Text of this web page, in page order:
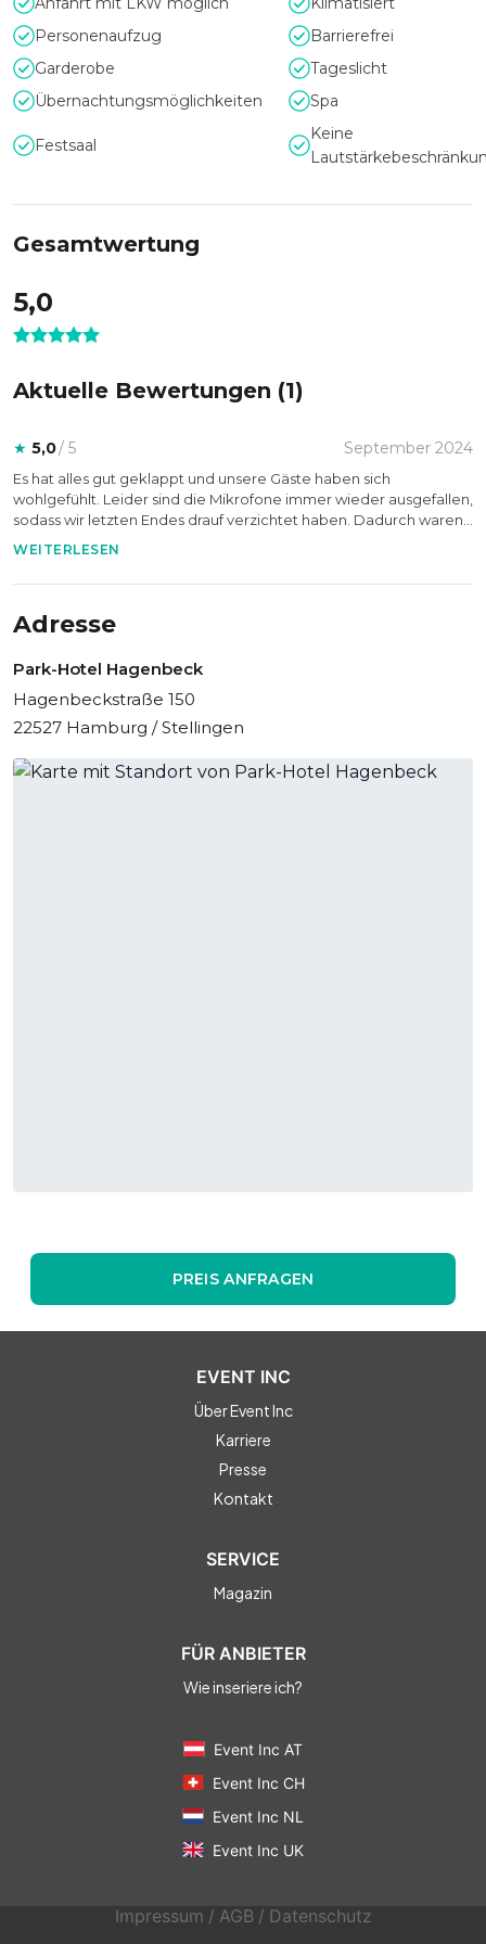
Das Park-Hotel Hagenbeck liegt im Nordwesten Hamburgs
im Stadtteil Stellingen. Sollten Sie mit dem PKW anreisen,
haben Sie die Möglichkeit die Tiefgarage oder das Parkhaus
zu nutzen. Zusätzlich stehen Ihnen dort Ladestationen für
E- und Hybridfahrzeuge zur Verfügung. Ebenfalls erreichen
Sie die öffentlichen Verkehrsmittel fußläufig und können die
Personenaufzug
Barrierefrei
Garderobe
Tageslicht
Übernachtungsmöglichkeiten
Spa
Festsaal
Keine
Gesamtwertung
5,0
Aktuelle Bewertungen (1)
★ 5,0/ 5 September 2024
Es hat alles gut geklappt und unsere Gäste haben sich
wohlgefühlt. Leider sind die Mikrofone immer wieder ausgefallen,
sodass wir letzten Endes drauf verzichtet haben. Dadurch waren
einige Referenten aber schlecht zu verstehen...
WEITERLESEN
Adresse
Park-Hotel Hagenbeck
Hagenbeckstraße 150
22527 Hamburg / Stellingen
PREIS ANFRAGEN
EVENT INC
Über Event Inc
Karriere
Presse
Kontakt
SERVICE
Magazin
FÜR ANBIETER
Wie inseriere ich?
Event Inc AT
Event Inc CH
Event Inc NL
Event Inc UK
Impressum / AGB / Datenschutz